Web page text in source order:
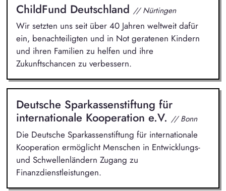
ChildFund Deutschland // Nürtingen
Wir setzten uns seit über 40 Jahren weltweit dafür
ein, benachteiligten und in Not geratenen Kindern
und ihren Familien zu helfen und ihre
Zukunftschancen zu verbessern.
Deutsche Sparkassenstiftung für
internationale Kooperation e.V. // Bonn
Die Deutsche Sparkassenstiftung für internationale
Kooperation ermöglicht Menschen in Entwicklungs-
und Schwellenländern Zugang zu
Finanzdienstleistungen.